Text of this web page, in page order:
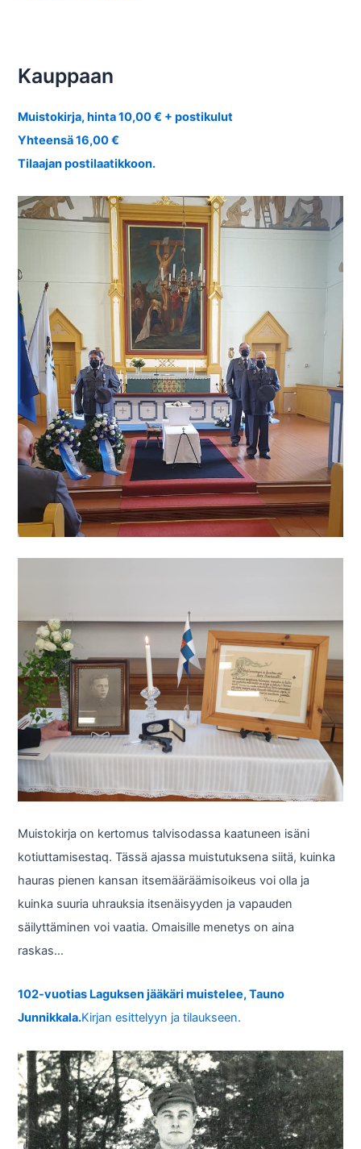
Kauppaan
Muistokirja, hinta 10,00 € + postikulut
Yhteensä 16,00 €
Tilaajan postilaatikkoon.
Muistokirja on kertomus talvisodassa kaatuneen isäni
kotiuttamisestaq. Tässä ajassa muistutuksena siitä, kuinka
hauras pienen kansan itsemääräämisoikeus voi olla ja
kuinka suuria uhrauksia itsenäisyyden ja vapauden
säilyttäminen voi vaatia. Omaisille menetys on aina
raskas…
102-vuotias Laguksen jääkäri muistelee, Tauno
Junnikkala.Kirjan esittelyyn ja tilaukseen.